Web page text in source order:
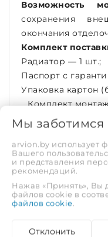
Возможность
сохранения
окончания
Комплект
Радиатор — 1 шт.;
Паспорт с
Упаковка картон
Комплект
Рабочая среда
Мы
arvion.by использует
Вашего
и представления
рекомендаций.
Нажав «Принять», Вы
файлов cookie в
файлов cookie
Отклонить